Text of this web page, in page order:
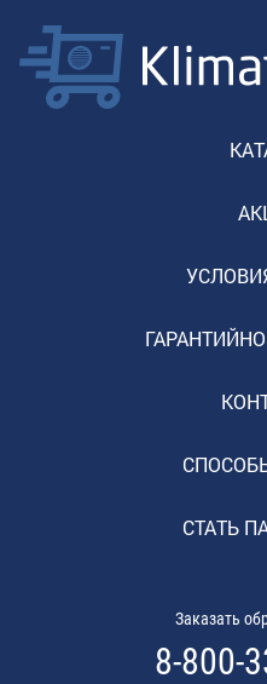
СТАТЬ
Заказать
8-800-